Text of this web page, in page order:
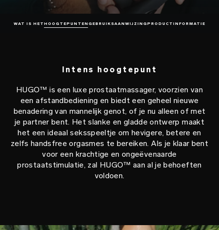
WAT IS HET HOOGTEPUNTEN GEBRUIKSAANWIJZINGPRODUCTINFORMATIE
Intens hoogtepunt
HUGO™ is een luxe prostaatmassager, voorzien van
een afstandbediening en biedt een geheel nieuwe
benadering van mannelijk genot, of je nu alleen of met
je partner bent. Het slanke en gladde ontwerp maakt
het een ideaal seksspeeltje om hevigere, betere en
zelfs handsfree orgasmes te bereiken. Als je klaar bent
voor een krachtige en ongeëvenaarde
prostaatstimulatie, zal HUGO™ aan al je behoeften
voldoen.